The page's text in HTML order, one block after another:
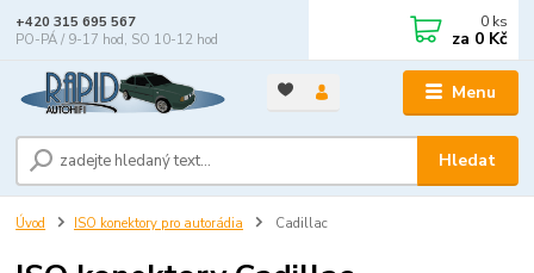
Menu
Hledat
+420 315 695 567
PO-PÁ / 9-17 hod, SO 10-12 hod
0 ks
za 0 Kč
Úvod ISO konektory pro autorádia Cadillac